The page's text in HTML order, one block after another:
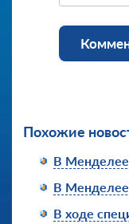
Похожие
В
В
В ходе